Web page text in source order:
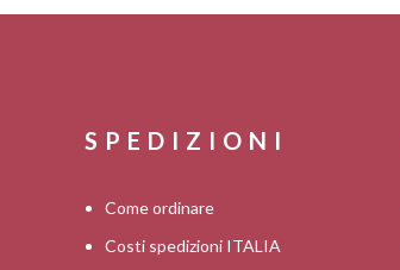
SPEDIZIONI
Come ordinare
Costi spedizioni ITALIA